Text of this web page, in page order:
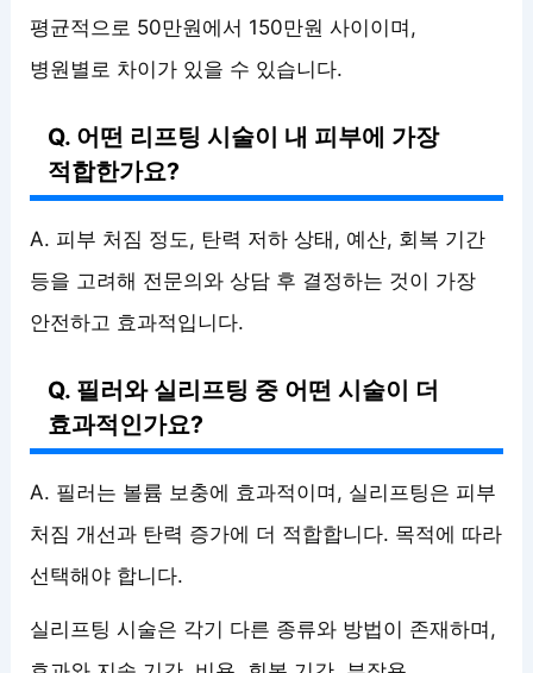
평균적으로 50만원에서 150만원 사이이며,
병원별로 차이가 있을 수 있습니다.
Q. 어떤 리프팅 시술이 내 피부에 가장
적합한가요?
A. 피부 처짐 정도, 탄력 저하 상태, 예산, 회복 기간
등을 고려해 전문의와 상담 후 결정하는 것이 가장
안전하고 효과적입니다.
Q. 필러와 실리프팅 중 어떤 시술이 더
효과적인가요?
A. 필러는 볼륨 보충에 효과적이며, 실리프팅은 피부
처짐 개선과 탄력 증가에 더 적합합니다. 목적에 따라
선택해야 합니다.
실리프팅 시술은 각기 다른 종류와 방법이 존재하며,